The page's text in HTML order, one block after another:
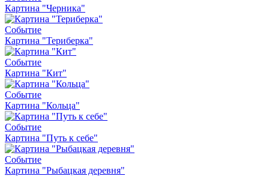
Картина "Черника"
Событие
Картина "Териберка"
Событие
Картина "Кит"
Событие
Картина "Кольца"
Событие
Картина "Путь к себе"
Событие
Картина "Рыбацкая деревня"